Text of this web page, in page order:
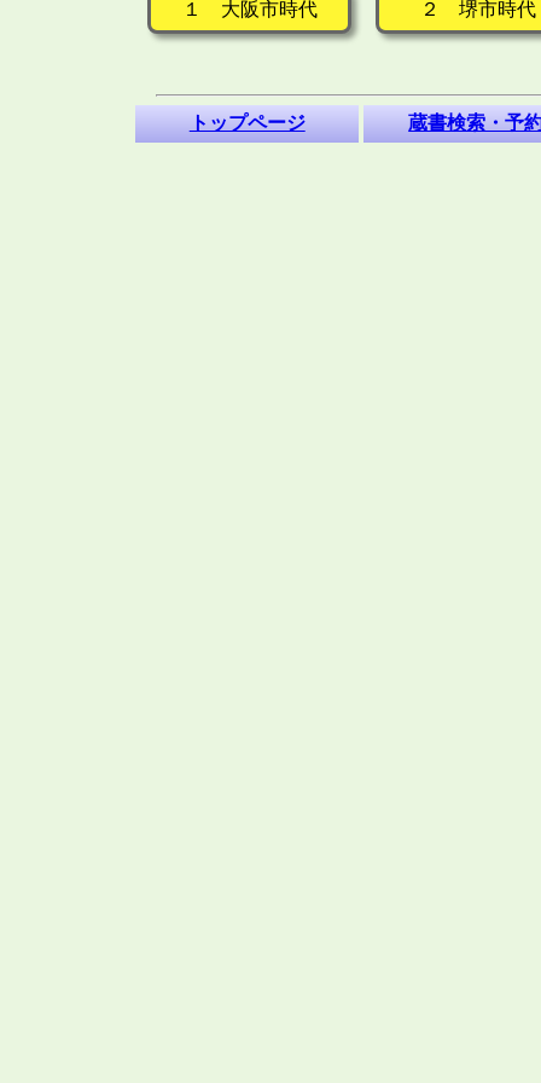
１ 大阪市時代 ２ 堺市時代
トップページ 蔵書検索・予